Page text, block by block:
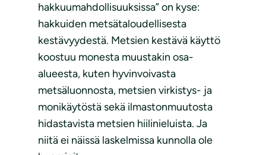
hakkuumahdollisuuksissa” on kyse:
hakkuiden metsätaloudellisesta
kestävyydestä. Metsien kestävä käyttö
koostuu monesta muustakin osa-
alueesta, kuten hyvinvoivasta
metsäluonnosta, metsien virkistys- ja
monikäytöstä sekä ilmastonmuutosta
hidastavista metsien hiilinieluista. Ja
niitä ei näissä laskelmissa kunnolla ole